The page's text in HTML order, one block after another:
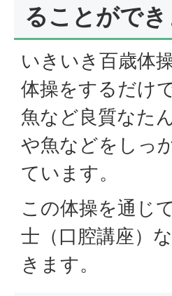
ることがで
いきいき百歳体
体操をするだけ
魚など良質なた
や魚などをしっ
ています。
この体操を通じ
士（口腔講座）
きます。